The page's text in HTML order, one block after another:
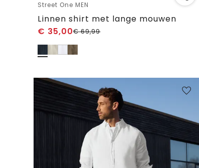
Street One MEN
Linnen shirt met lange mouwen
€ 35,00€69,99